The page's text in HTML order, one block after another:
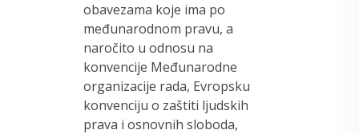
obavezama koje ima po
međunarodnom pravu, a
naročito u odnosu na
konvencije Međunarodne
organizacije rada, Evropsku
konvenciju o zaštiti ljudskih
prava i osnovnih sloboda,